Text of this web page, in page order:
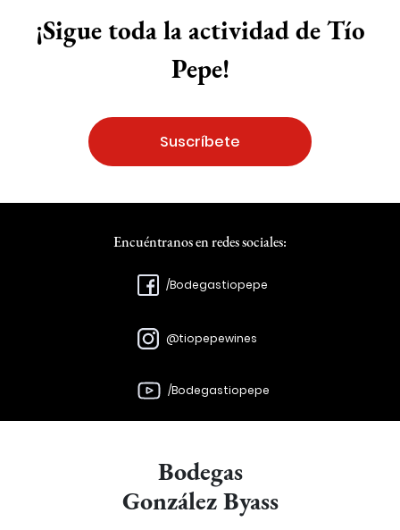
Suscríbete
¡Sigue toda la actividad de Tío
Pepe!
Encuéntranos en redes sociales:
/Bodegastiopepe
@tiopepewines
/Bodegastiopepe
Bodegas
González Byass